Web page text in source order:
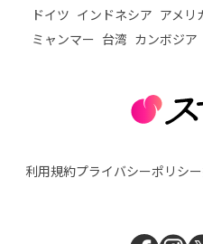
ドイツ インドネシア アメリ
ミャンマー 台湾 カンボジア
利用規約プライバシーポリシー